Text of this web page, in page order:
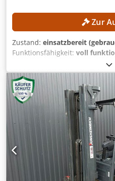
Zur
Zustand: einsatzbereit
Funktionsfähigkeit: voll
Maschinen-/Fahrzeugnummer:
Gesamtgewicht:32 kg,
Yaskawa YRC1000
, Hersteller
Yaskawa
, Anzahl der Achsen:
Roboterachsen: 6 Traglast: 8
32 kg MASCHINEN-DETAILS
Hersteller Teach-Pendant:
Phasen AC 380–440 V, 50/60
Eingangsstrom: 15 A Max.
15 A Kurzschlussstrom: 2,5 kA
06VX8-E10 AUSSTATTUNG
Roboterarm Yaskawa